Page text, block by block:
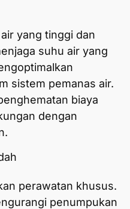
yang tinggi dan
suhu air yang
sistem pemanas air.
biaya
dengan
perawatan khusus.
penumpukan